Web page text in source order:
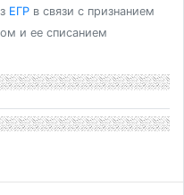
ЕГР в связи с признанием
и ее списанием